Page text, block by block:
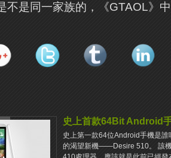
不是同一家族的，《GTAOL》
史上首款64Bit Android
史上第一款64位Android手機是
的渴望新機——Desire 510。 該